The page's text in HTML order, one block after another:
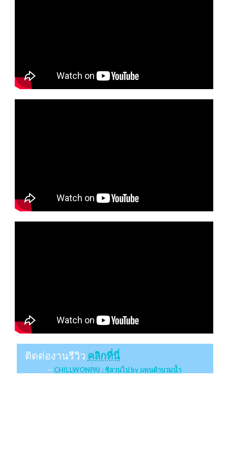
ติดต่องานรีวิว คลิกที่นี่
CHILLWONPAI : ชิลวนไป by แพนด้าบวมน้ำ